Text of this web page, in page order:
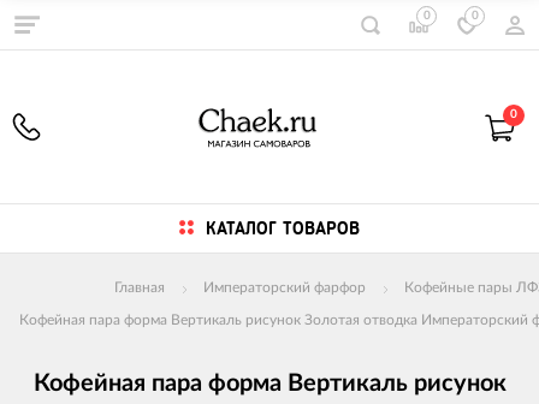
0 0
0
КАТАЛОГ ТОВАРОВ
Главная Императорский фарфор Кофейные пары
Кофейная пара форма Вертикаль рисунок Золотая отводка Императорский
Кофейная пара форма Вертикаль рисунок